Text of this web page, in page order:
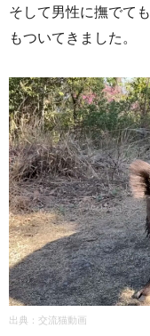
そして男性に撫でて
もついてきました。
出典：交流猫動画